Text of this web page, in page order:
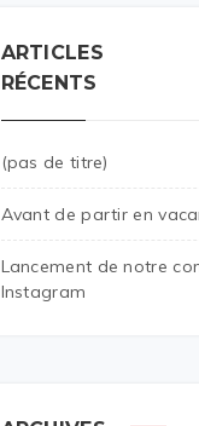
ARTICLES
RÉCENTS
(pas de titre)
Avant de partir en
Lancement de notre
Instagram